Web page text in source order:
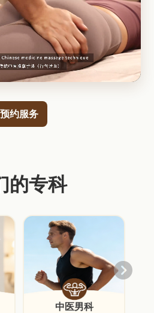
预约服务
的专科
中医男科